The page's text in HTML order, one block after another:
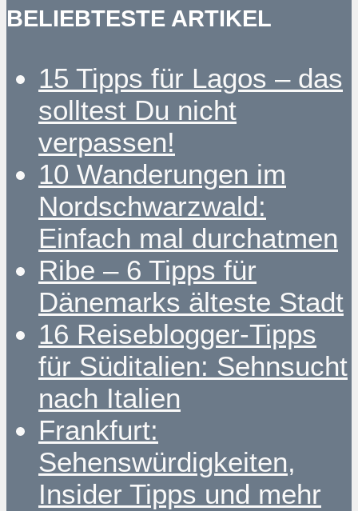
BELIEBTESTE ARTIKEL
15 Tipps für Lagos – das
solltest Du nicht
verpassen!
10 Wanderungen im
Nordschwarzwald:
Einfach mal durchatmen
Ribe – 6 Tipps für
Dänemarks älteste Stadt
16 Reiseblogger-Tipps
für Süditalien: Sehnsucht
nach Italien
Frankfurt:
Sehenswürdigkeiten,
Insider Tipps und mehr